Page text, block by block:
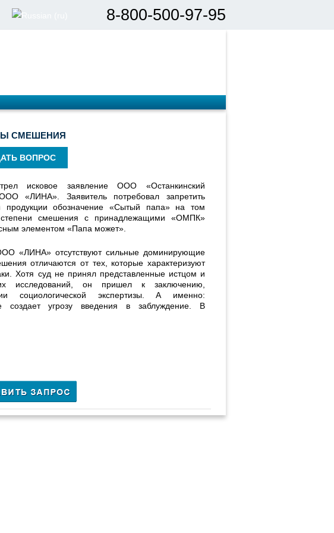
8-800-500-97-95
СМЕШЕНИЯ
ВОПРОС
исковое заявление ООО «Останкинский
«ЛИНА». Заявитель потребовал запретить
продукции обозначение «Сытый папа» на том
смешения с принадлежащими «ОМПК»
элементом «Папа может».
«ЛИНА» отсутствуют сильные доминирующие
отличаются от тех, которые характеризуют
Хотя суд не принял представленные истцом и
исследований, он пришел к заключению,
социологической экспертизы. А именно:
создает угрозу введения в заблуждение. В